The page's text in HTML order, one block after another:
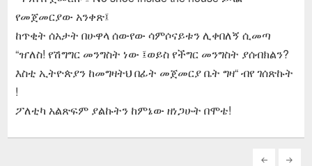
የመጀመርያው አንቀጽ፤
ከጥቂት ሰአታት በሁዋላ ሰውየው ሳምሶናይቱን ሊቀበለኝ ሲመጣ
“ዠለስ! የሽግግር መንግስት ነው ፤ወይስ የችግር መንግስት ያሰብክልን?
እስቲ ኢትዮጵያን ከመግዛትህ በፊት መጀመርያ ቤት ግዛ“ ብየ ገሰጽኩት
!
ፖለቲካ አልጽፍም ያልኩትን ከምኔው ዘነጋሁት በሞቴ!